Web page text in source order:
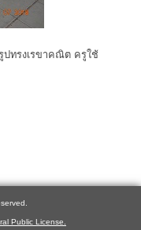
ปทรงเรขาคณิต ครูใช้
Public License.